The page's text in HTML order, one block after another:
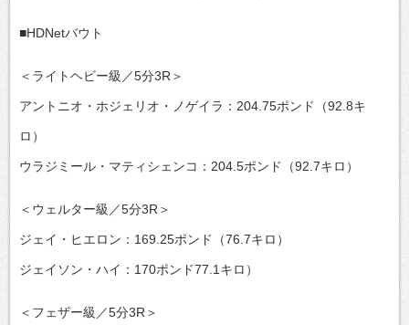
■HDNetバウト
＜ライトヘビー級／5分3R＞
アントニオ・ホジェリオ・ノゲイラ：204.75ポンド（92.8キ
ロ）
ウラジミール・マティシェンコ：204.5ポンド（92.7キロ）
＜ウェルター級／5分3R＞
ジェイ・ヒエロン：169.25ポンド（76.7キロ）
ジェイソン・ハイ：170ポンド77.1キロ）
＜フェザー級／5分3R＞